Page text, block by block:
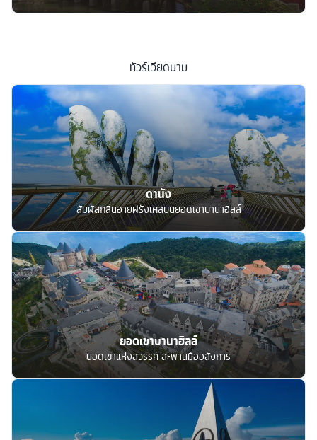
ทัวร์เวียดนาม
ดานัง
สัมผัสกลิ่นอายฝรั่งเศสบนยอดเขาบานาฮิลล์
ยอดเขาบานาฮิลล์
ยอดเขาแห่งสวรรค์ สะพานมืออลังการ